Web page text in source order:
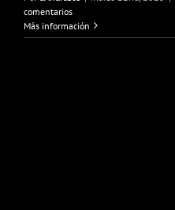
comentarios
Más información